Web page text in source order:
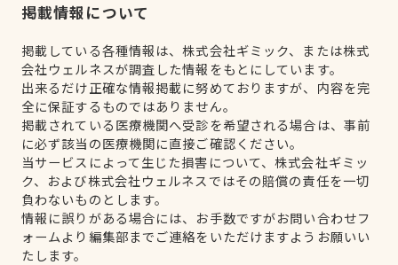
掲載情報について
掲載している各種情報は、株式会社ギミック、または株式
会社ウェルネスが調査した情報をもとにしています。
出来るだけ正確な情報掲載に努めておりますが、内容を完
全に保証するものではありません。
掲載されている医療機関へ受診を希望される場合は、事前
に必ず該当の医療機関に直接ご確認ください。
当サービスによって生じた損害について、株式会社ギミッ
ク、および株式会社ウェルネスではその賠償の責任を一切
負わないものとします。
情報に誤りがある場合には、お手数ですがお問い合わせフ
ォームより編集部までご連絡をいただけますようお願いい
たします。